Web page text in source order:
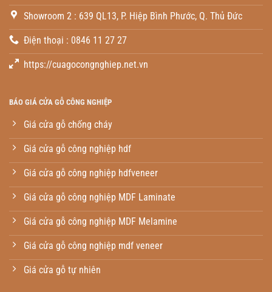
Showroom 2 : 639 QL13, P. Hiệp Bình Phước, Q. Thủ Đức
Điện thoại : 0846 11 27 27
https://cuagocongnghiep.net.vn
BÁO GIÁ CỬA GỖ CÔNG NGHIỆP
Giá cửa gỗ chống cháy
Giá cửa gỗ công nghiệp hdf
Giá cửa gỗ công nghiệp hdfveneer
Giá cửa gỗ công nghiệp MDF Laminate
Giá cửa gỗ công nghiệp MDF Melamine
Giá cửa gỗ công nghiệp mdf veneer
Giá cửa gỗ tự nhiên